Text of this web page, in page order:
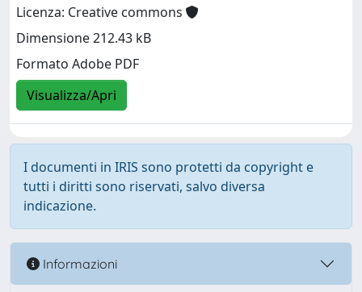
Licenza: Creative commons
Dimensione 212.43 kB
Formato Adobe PDF
Visualizza/Apri
I documenti in IRIS sono protetti da copyright e
tutti i diritti sono riservati, salvo diversa
indicazione.
Informazioni